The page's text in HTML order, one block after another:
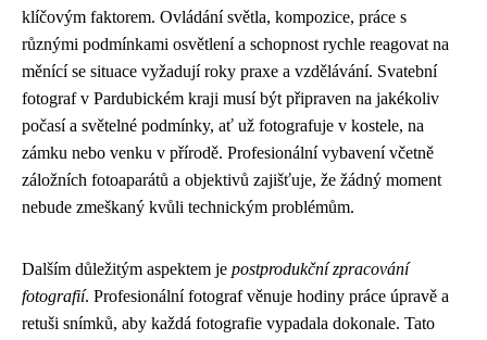
klíčovým faktorem. Ovládání světla, kompozice, práce s
různými podmínkami osvětlení a schopnost rychle reagovat na
měnící se situace vyžadují roky praxe a vzdělávání. Svatební
fotograf v Pardubickém kraji musí být připraven na jakékoliv
počasí a světelné podmínky, ať už fotografuje v kostele, na
zámku nebo venku v přírodě. Profesionální vybavení včetně
záložních fotoaparátů a objektivů zajišťuje, že žádný moment
nebude zmeškaný kvůli technickým problémům.
Dalším důležitým aspektem je postprodukční zpracování
fotografií. Profesionální fotograf věnuje hodiny práce úpravě a
retuši snímků, aby každá fotografie vypadala dokonale. Tato